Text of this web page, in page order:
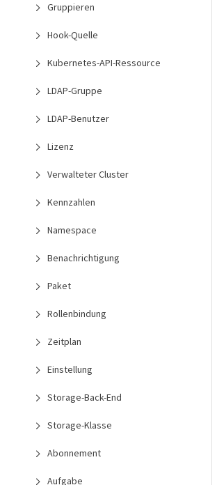
Gruppieren
Hook-Quelle
Kubernetes-API-Ressource
LDAP-Gruppe
LDAP-Benutzer
Lizenz
Verwalteter Cluster
Kennzahlen
Namespace
Benachrichtigung
Paket
Rollenbindung
Zeitplan
Einstellung
Storage-Back-End
Storage-Klasse
Abonnement
Aufgabe